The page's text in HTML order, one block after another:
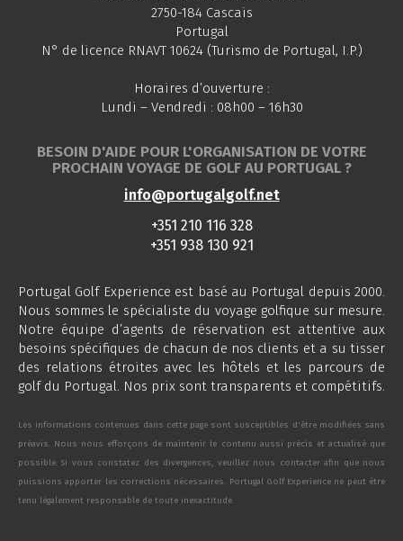
2750-184 Cascais
Portugal
N° de licence RNAVT 10624 (Turismo de Portugal, I.P.)
Horaires d’ouverture :
Lundi – Vendredi : 08h00 – 16h30
BESOIN D'AIDE POUR L'ORGANISATION DE VOTRE
PROCHAIN VOYAGE DE GOLF AU PORTUGAL ?
info@portugalgolf.net
+351 210 116 328
+351 938 130 921
Portugal Golf Experience est basé au Portugal depuis 2000.
Nous sommes le spécialiste du voyage golfique sur mesure.
Notre équipe d’agents de réservation est attentive aux
besoins spécifiques de chacun de nos clients et a su tisser
des relations étroites avec les hôtels et les parcours de
golf du Portugal. Nos prix sont transparents et compétitifs.
Les informations contenues dans cette page sont susceptibles d'être modifiées sans
préavis. Nous nous efforçons de maintenir le contenu aussi précis et actualisé que
possible. Si vous constatez des divergences, veuillez nous contacter afin que nous
puissions apporter les corrections nécessaires. Portugal Golf Experience ne peut être
tenu légalement responsable de toute inexactitude.